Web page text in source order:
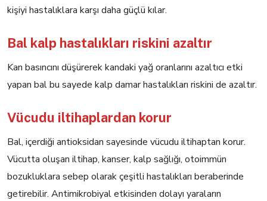
kişiyi hastalıklara karşı daha güçlü kılar.
Bal kalp hastalıkları riskini azaltır
Kan basıncını düşürerek kandaki yağ oranlarını azaltıcı etki
yapan bal bu sayede kalp damar hastalıkları riskini de azaltır.
Vücudu iltihaplardan korur
Bal, içerdiği antioksidan sayesinde vücudu iltihaptan korur.
Vücutta oluşan iltihap, kanser, kalp sağlığı, otoimmün
bozukluklara sebep olarak çeşitli hastalıkları beraberinde
getirebilir. Antimikrobiyal etkisinden dolayı yaraların